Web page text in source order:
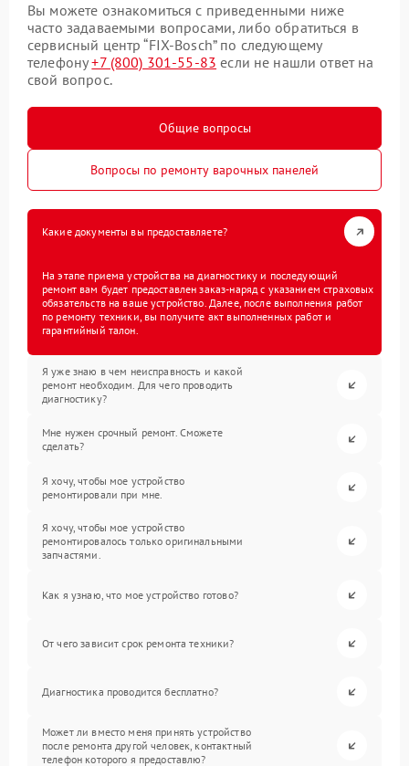
Вы можете ознакомиться с приведенными ниже
часто задаваемыми вопросами, либо обратиться в
сервисный центр “FIX-Bosch” по следующему
телефону+7 (800) 301-55-83 если не нашли ответ на
свой вопрос.
Общие вопросы
Вопросы по ремонту варочных панелей
Какие документы вы предоставляете?
На этапе приема устройства на диагностику и последующий
ремонт вам будет предоставлен заказ-наряд с указанием страховых
обязательств на ваше устройство. Далее, после выполнения работ
по ремонту техники, вы получите акт выполненных работ и
гарантийный талон.
Я уже знаю в чем неисправность и какой
ремонт необходим. Для чего проводить
диагностику?
Мне нужен срочный ремонт. Сможете
сделать?
Я хочу, чтобы мое устройство
ремонтировали при мне.
Я хочу, чтобы мое устройство
ремонтировалось только оригинальными
запчастями.
Как я узнаю, что мое устройство готово?
От чего зависит срок ремонта техники?
Диагностика проводится бесплатно?
Может ли вместо меня принять устройство
после ремонта другой человек, контактный
телефон которого я предоставлю?